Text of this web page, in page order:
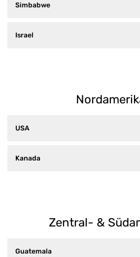
Simbabwe
Israel
USA
Kanada
Zentral- &
Guatemala